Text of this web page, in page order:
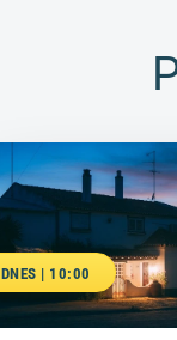
DNES | 10:00